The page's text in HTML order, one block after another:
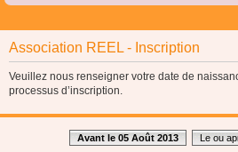
Association REEL - Inscription
Veuillez nous renseigner votre date de
processus d’inscription.
Avant le 05 Août 2013 Le ou